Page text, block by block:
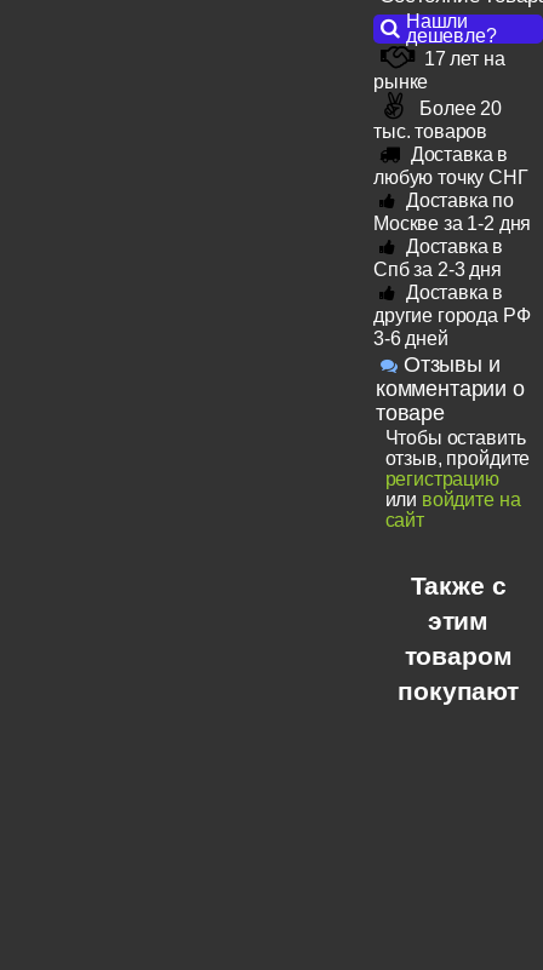
Нашли
дешевле?
17 лет на
рынке
Более 20
тыс. товаров
Доставка в
любую точку СНГ
Доставка по
Москве за 1-2 дня
Доставка в
Спб за 2-3 дня
Доставка в
другие города РФ
3-6 дней
Отзывы и
комментарии о
товаре
Чтобы оставить
отзыв, пройдите
регистрацию
или войдите на
сайт
Также с
этим
товаром
покупают